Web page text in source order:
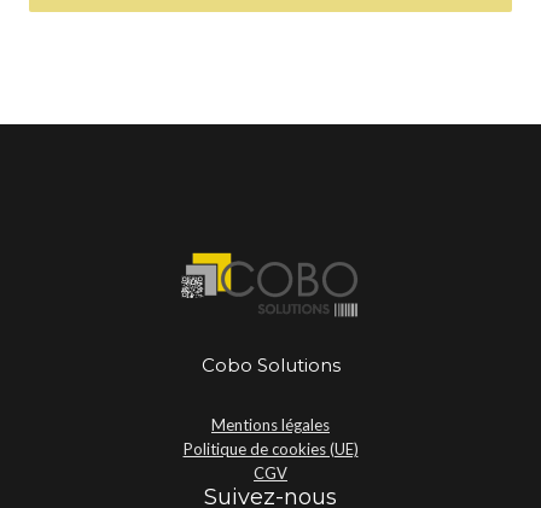
Cobo Solutions
Mentions légales
Politique de cookies (UE)
CGV
Suivez-nous